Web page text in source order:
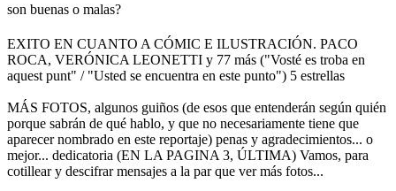
son buenas o malas?
EXITO EN CUANTO A CÓMIC E ILUSTRACIÓN. PACO
ROCA, VERÓNICA LEONETTI y 77 más ("Vosté es troba en
aquest punt" / "Usted se encuentra en este punto") 5 estrellas
MÁS FOTOS, algunos guiños (de esos que entenderán según quién
porque sabrán de qué hablo, y que no necesariamente tiene que
aparecer nombrado en este reportaje) penas y agradecimientos... o
mejor... dedicatoria (EN LA PAGINA 3, ÚLTIMA) Vamos, para
cotillear y descifrar mensajes a la par que ver más fotos...